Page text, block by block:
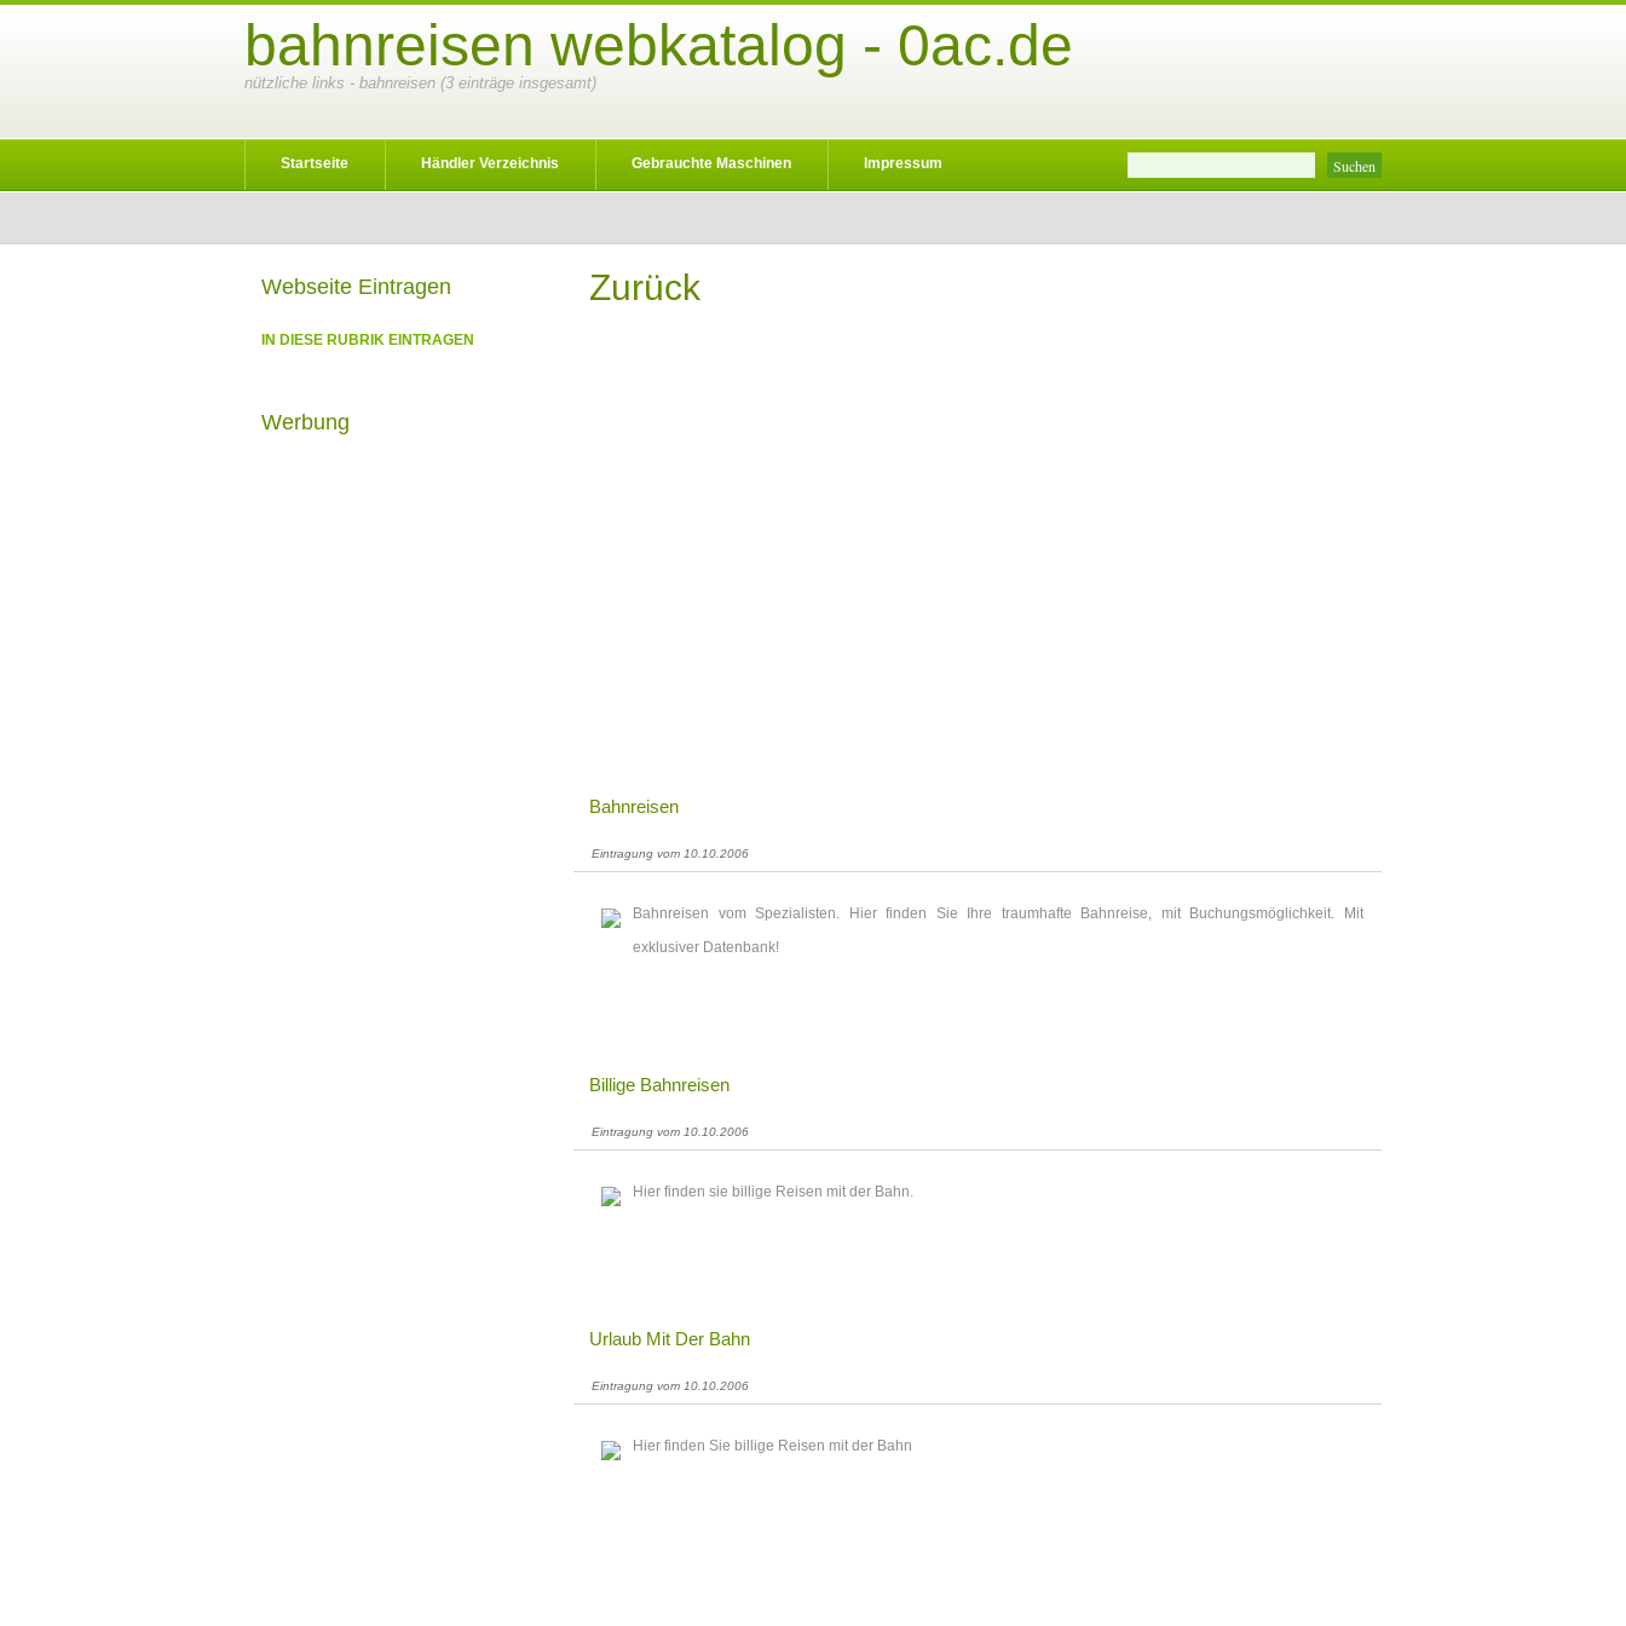
bahnreisen webkatalog - 0ac.de
nützliche links - bahnreisen (3 einträge insgesamt)
Startseite Händler Verzeichnis Gebrauchte Maschinen Impressum
Zurück
Bahnreisen
Eintragung vom 10.10.2006
Bahnreisen vom Spezialisten. Hier finden Sie Ihre traumhafte Bahnreise, mit Buchungsmöglichkeit. Mit
exklusiver Datenbank!
Billige Bahnreisen
Eintragung vom 10.10.2006
Hier finden sie billige Reisen mit der Bahn.
Urlaub Mit Der Bahn
Eintragung vom 10.10.2006
Hier finden Sie billige Reisen mit der Bahn
Webseite Eintragen
IN DIESE RUBRIK EINTRAGEN
Werbung